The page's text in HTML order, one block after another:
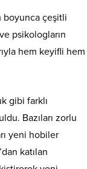
boyunca çeşitli
psikologların
hem keyifli hem
gibi farklı
Bazıları zorlu
yeni hobiler
katılan